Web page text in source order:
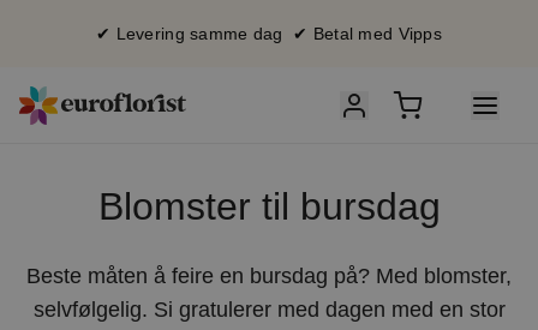
✔ Levering samme dag ✔ Betal med Vipps
Blomster til bursdag
Beste måten å feire en bursdag på? Med blomster,
selvfølgelig. Si gratulerer med dagen med en stor